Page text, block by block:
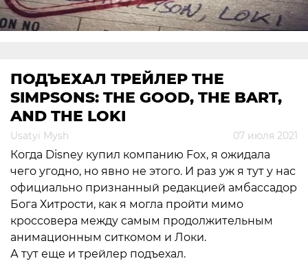
ПОДЪЕХАЛ ТРЕЙЛЕР THE
SIMPSONS: THE GOOD, THE BART,
AND THE LOKI
Usatyi Mysh 07 июля 2021
Когда Disney купил компанию Fox, я ожидала
чего угодно, но явно не этого. И раз уж я тут у нас
официально признанный редакцией амбассадор
Бога Хитрости, как я могла пройти мимо
кроссовера между самым продолжительным
анимационным ситкомом и Локи.
А тут еще и трейлер подъехал.